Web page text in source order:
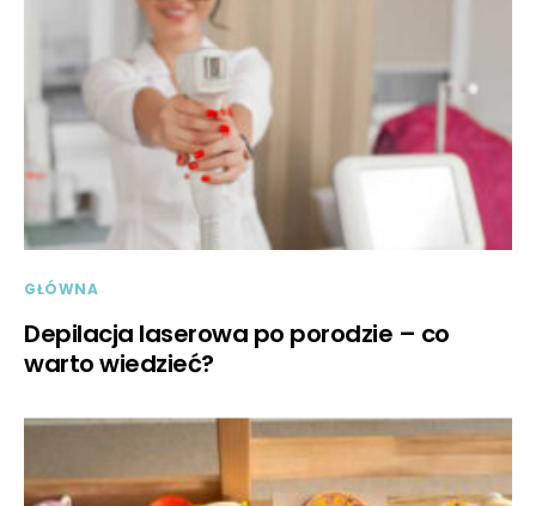
GŁÓWNA
Depilacja laserowa po porodzie – co
warto wiedzieć?